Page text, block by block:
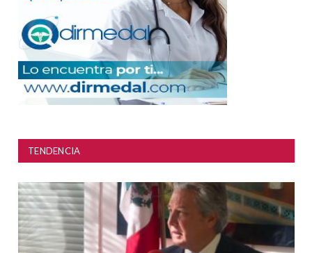
TENDENCIA